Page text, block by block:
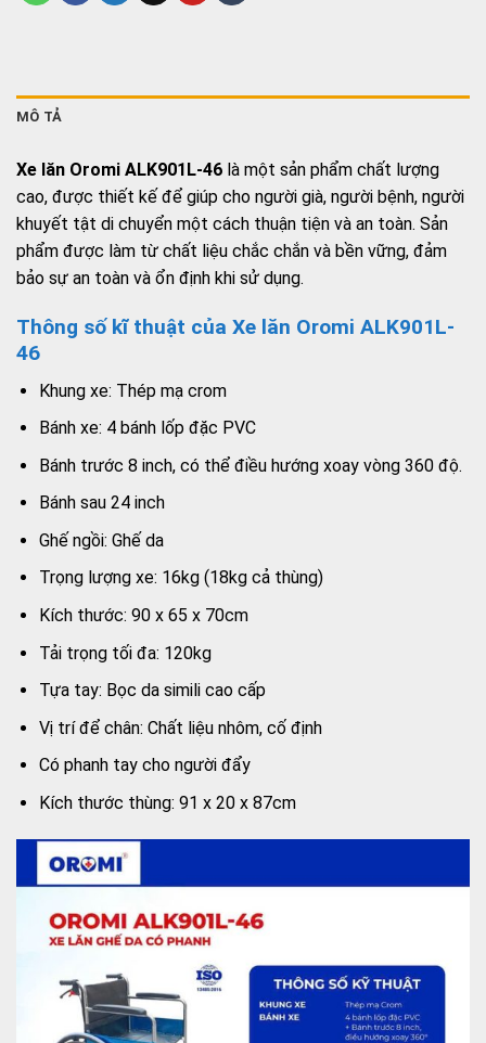
MÔ TẢ
Xe lăn Oromi ALK901L-46 là một sản phẩm chất lượng
cao, được thiết kế để giúp cho người già, người bệnh, người
khuyết tật di chuyển một cách thuận tiện và an toàn. Sản
phẩm được làm từ chất liệu chắc chắn và bền vững, đảm
bảo sự an toàn và ổn định khi sử dụng.
Thông số kĩ thuật của Xe lăn Oromi ALK901L-
46
Khung xe: Thép mạ crom
Bánh xe: 4 bánh lốp đặc PVC
Bánh trước 8 inch, có thể điều hướng xoay vòng 360 độ.
Bánh sau 24 inch
Ghế ngồi: Ghế da
Trọng lượng xe: 16kg (18kg cả thùng)
Kích thước: 90 x 65 x 70cm
Tải trọng tối đa: 120kg
Tựa tay: Bọc da simili cao cấp
Vị trí để chân: Chất liệu nhôm, cố định
Có phanh tay cho người đẩy
Kích thước thùng: 91 x 20 x 87cm